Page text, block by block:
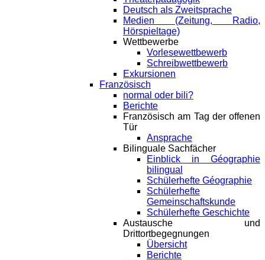
Deutsch als Zweitsprache
Medien (Zeitung, Radio,
Hörspieltage)
Wettbewerbe
Vorlesewettbewerb
Schreibwettbewerb
Exkursionen
Französisch
normal oder bili?
Berichte
Französisch am Tag der offenen
Tür
Ansprache
Bilinguale Sachfächer
Einblick in Géographie
bilingual
Schülerhefte Géographie
Schülerhefte
Gemeinschaftskunde
Schülerhefte Geschichte
Austausche und
Drittortbegegnungen
Übersicht
Berichte